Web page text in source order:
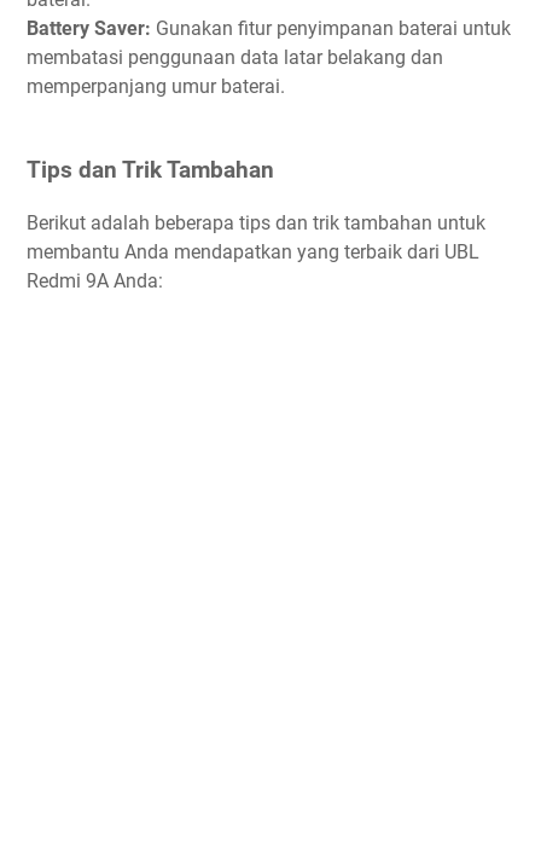
Battery Saver: Gunakan fitur penyimpanan baterai untuk
membatasi penggunaan data latar belakang dan
memperpanjang umur baterai.
Tips dan Trik Tambahan
Berikut adalah beberapa tips dan trik tambahan untuk
membantu Anda mendapatkan yang terbaik dari UBL
Redmi 9A Anda: